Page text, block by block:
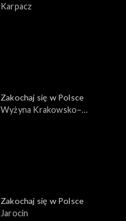
Karpacz
Zakochaj się w Polsce
Wyżyna Krakowsko–
Zakochaj się w Polsce
Jarocin